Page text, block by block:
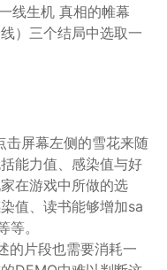
线生机 真相的帷幕
）三个结局中选取一
击屏幕左侧的雪花来随
能力值、感染值与好
在游戏中所做的选
值、读书能够增加sa
。
的片段也需要消耗一